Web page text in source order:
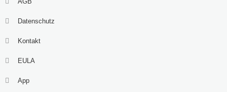
Datenschutz
Kontakt
EULA
App